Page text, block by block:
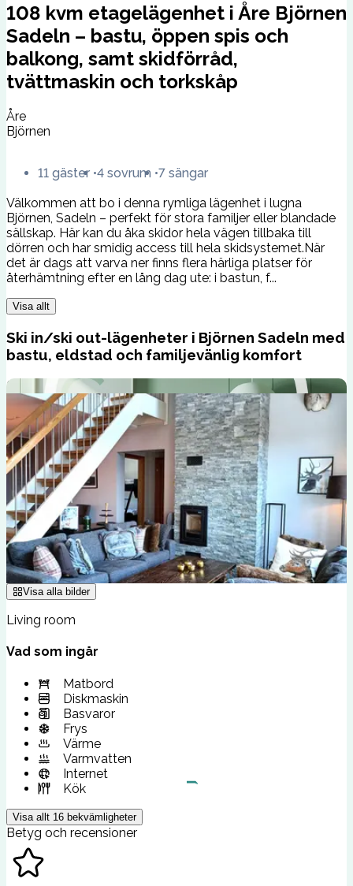
108 kvm etagelägenhet i Åre Björnen
Sadeln – bastu, öppen spis och
balkong, samt skidförråd,
tvättmaskin och torkskåp
Åre
Björnen
11 gäster 4 sovrum 7 sängar
Välkommen att bo i denna rymliga lägenhet i lugna
Björnen, Sadeln – perfekt för stora familjer eller blandade
sällskap. Här kan du åka skidor hela vägen tillbaka till
dörren och har smidig access till hela skidsystemet.När
det är dags att varva ner finns flera härliga platser för
återhämtning efter en lång dag ute: i bastun, f...
Visa allt
Ski in/ski out-lägenheter i Björnen Sadeln med
bastu, eldstad och familjevänlig komfort
Visa alla bilder
Living room
Vad som ingår
Matbord
Diskmaskin
Basvaror
Frys
Värme
Varmvatten
Internet
Kök
Visa allt 16 bekvämligheter
Betyg och recensioner